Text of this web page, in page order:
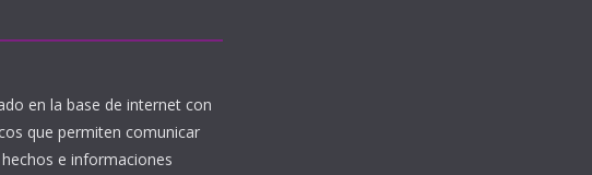
en la base de internet con
que permiten comunicar
e informaciones